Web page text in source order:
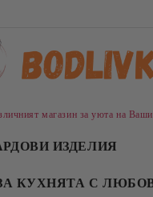
магазин за уюта на
ИЗДЕЛИЯ
КУХНЯТА С